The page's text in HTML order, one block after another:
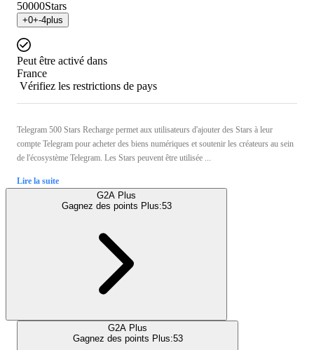
50000Stars
+0+-4plus
Peut être activé dans
France
Vérifiez les restrictions de pays
Telegram 500 Stars Recharge permet aux utilisateurs d'ajouter des Stars à leur
compte Telegram pour acheter des biens numériques et soutenir les créateurs au sein
de l'écosystème Telegram. Les Stars peuvent être utilisée ...
Lire la suite
G2A Plus
Gagnez des points Plus:53
G2A Plus
Gagnez des points Plus:53